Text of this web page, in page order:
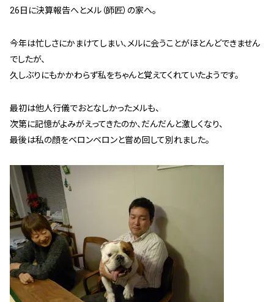
26日に決算報告へとメル（師匠）の家へ。
今年は忙しさにかまけてしまい、メルに会うことがほとんどできません
でしたが、
久しぶりにもかかわらず私をちゃんと覚えてくれていたようです。
最初は他人行儀でおとなしかったメルも、
次第に記憶がよみがえってきたのか、だんだんと激しくなり、
最後は私の顔をベロンベロンと嘗め回して別れました。
メルの防火管理者
無料よろづ相談
会社案内
経営理念 »
実績・お客様の声
よくあるご質問
コラム